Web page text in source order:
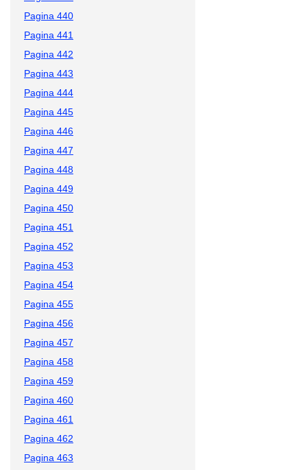
Pagina 440
Pagina 441
Pagina 442
Pagina 443
Pagina 444
Pagina 445
Pagina 446
Pagina 447
Pagina 448
Pagina 449
Pagina 450
Pagina 451
Pagina 452
Pagina 453
Pagina 454
Pagina 455
Pagina 456
Pagina 457
Pagina 458
Pagina 459
Pagina 460
Pagina 461
Pagina 462
Pagina 463